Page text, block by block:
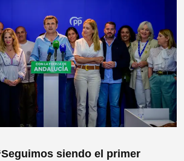
siendo el primer